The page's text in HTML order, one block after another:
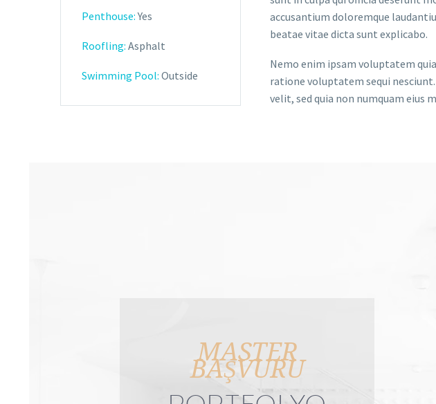
Penthouse:Yes
Roofling: Asphalt
Swimming Pool: Outside
accusantium doloremque
beatae vitae dicta sunt explicabo.
Nemo enim ipsam voluptatem
ratione voluptatem sequi
velit, sed quia non numquam
MASTER
BAŞVURU